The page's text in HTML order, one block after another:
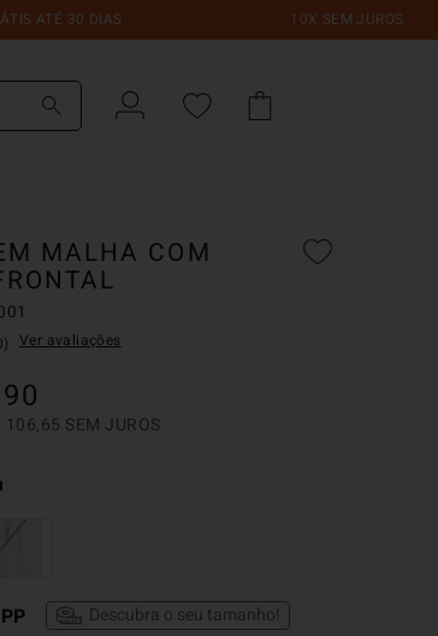
DIAS 10X SEM JUROS
MALHA COM
) Ver avaliações
90
106,65 SEM JUROS
PP Descubra o seu tamanho!